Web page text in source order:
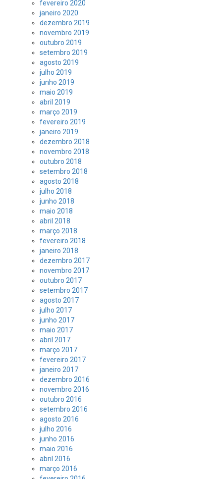
fevereiro 2020
janeiro 2020
dezembro 2019
novembro 2019
outubro 2019
setembro 2019
agosto 2019
julho 2019
junho 2019
maio 2019
abril 2019
março 2019
fevereiro 2019
janeiro 2019
dezembro 2018
novembro 2018
outubro 2018
setembro 2018
agosto 2018
julho 2018
junho 2018
maio 2018
abril 2018
março 2018
fevereiro 2018
janeiro 2018
dezembro 2017
novembro 2017
outubro 2017
setembro 2017
agosto 2017
julho 2017
junho 2017
maio 2017
abril 2017
março 2017
fevereiro 2017
janeiro 2017
dezembro 2016
novembro 2016
outubro 2016
setembro 2016
agosto 2016
julho 2016
junho 2016
maio 2016
abril 2016
março 2016